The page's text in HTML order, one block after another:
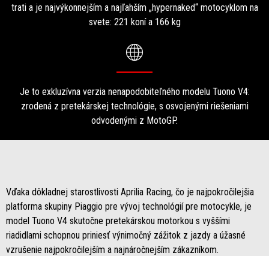
trati a je najvýkonnejším a najľahším „hypernaked“ motocyklom na
svete: 221 koní a 166 kg
Je to exkluzívna verzia nenapodobiteľného modelu Tuono V4:
zrodená z pretekárskej technológie, s osvojenými riešeniami
odvodenými z MotoGP.
Vďaka dôkladnej starostlivosti Aprilia Racing, čo je najpokročilejšia
platforma skupiny Piaggio pre vývoj technológií pre motocykle, je
model Tuono V4 skutočne pretekárskou motorkou s vyššími
riadidlami schopnou priniesť výnimočný zážitok z jazdy a úžasné
vzrušenie najpokročilejším a najnáročnejším zákazníkom.